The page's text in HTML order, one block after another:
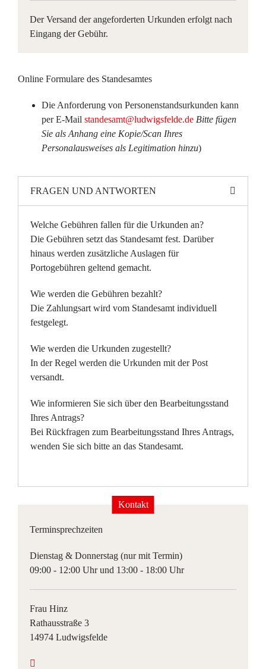
Der Versand der angeforderten Urkunden erfolgt nach
Eingang der Gebühr.
Online Formulare des Standesamtes
Die Anforderung von Personenstandsurkunden kann
per E-Mail standesamt@ludwigsfelde.de Bitte fügen
Sie als Anhang eine Kopie/Scan Ihres
Personalausweises als Legitimation hinzu)
FRAGEN UND ANTWORTEN
Welche Gebühren fallen für die Urkunden an?
Die Gebühren setzt das Standesamt fest. Darüber
hinaus werden zusätzliche Auslagen für
Portogebühren geltend gemacht.
Wie werden die Gebühren bezahlt?
Die Zahlungsart wird vom Standesamt individuell
festgelegt.
Wie werden die Urkunden zugestellt?
In der Regel werden die Urkunden mit der Post
versandt.
Wie informieren Sie sich über den Bearbeitungsstand
Ihres Antrags?
Bei Rückfragen zum Bearbeitungsstand Ihres Antrags,
wenden Sie sich bitte an das Standesamt.
Kontakt
Terminsprechzeiten
Dienstag & Donnerstag (nur mit Termin)
09:00 - 12:00 Uhr und 13:00 - 18:00 Uhr
Frau Hinz
Rathausstraße 3
14974 Ludwigsfelde